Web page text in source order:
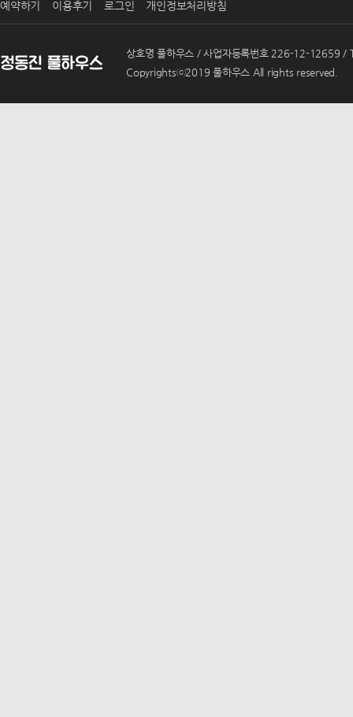
예약하기 이용후기 로그인 개인정보처리방침
상호명 풀하우스 / 사업자등록번호 226-12-12659
Copyrightsⓒ2019 풀하우스 All rights reserved.